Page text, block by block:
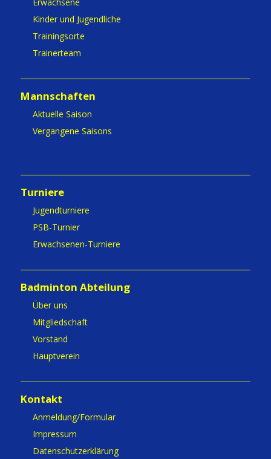
Kinder und Jugendliche
Trainingsorte
Trainerteam
Mannschaften
Aktuelle Saison
Vergangene Saisons
Turniere
Jugendturniere
PSB-Turnier
Erwachsenen-Turniere
Badminton Abteilung
Über uns
Mitgliedschaft
Vorstand
Hauptverein
Kontakt
Anmeldung/Formular
Impressum
Datenschutzerklärung